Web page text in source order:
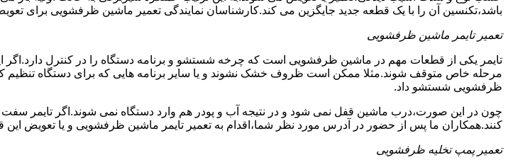
باشد،تکنسین آن را با یک قطعه جدید جایگزین می کند.کارشناسان نمایندگی تعمیر ماشین ظرفشویی برای
تعمیر تایمر ماشین ظرفشویی
تایمر یکی از قطعات مهم در ماشین ظرفشویی است که چرخه شستشو و برنامه دستگاه را در کنترل
مرحله خاص متوقف شوند.مثلا ممکن است ظروف خشک نشوند و یا سایر برنامه هایی که برای دستگاه تنظیم
ظرفشویی شستشو داد.
چون در این صورت،درب ماشین قفل نمی شود و در نتیجه آب و پودر هم وارد دستگاه نمی شوند.اگر تایمر
کنند.همکاران ما پس از حضور در آدرس مورد نظر شما،اقدام به تعمیر تایمر ماشین ظرفشویی و یا تعویض این
تعمیر پمپ تخلیه ظرفشویی